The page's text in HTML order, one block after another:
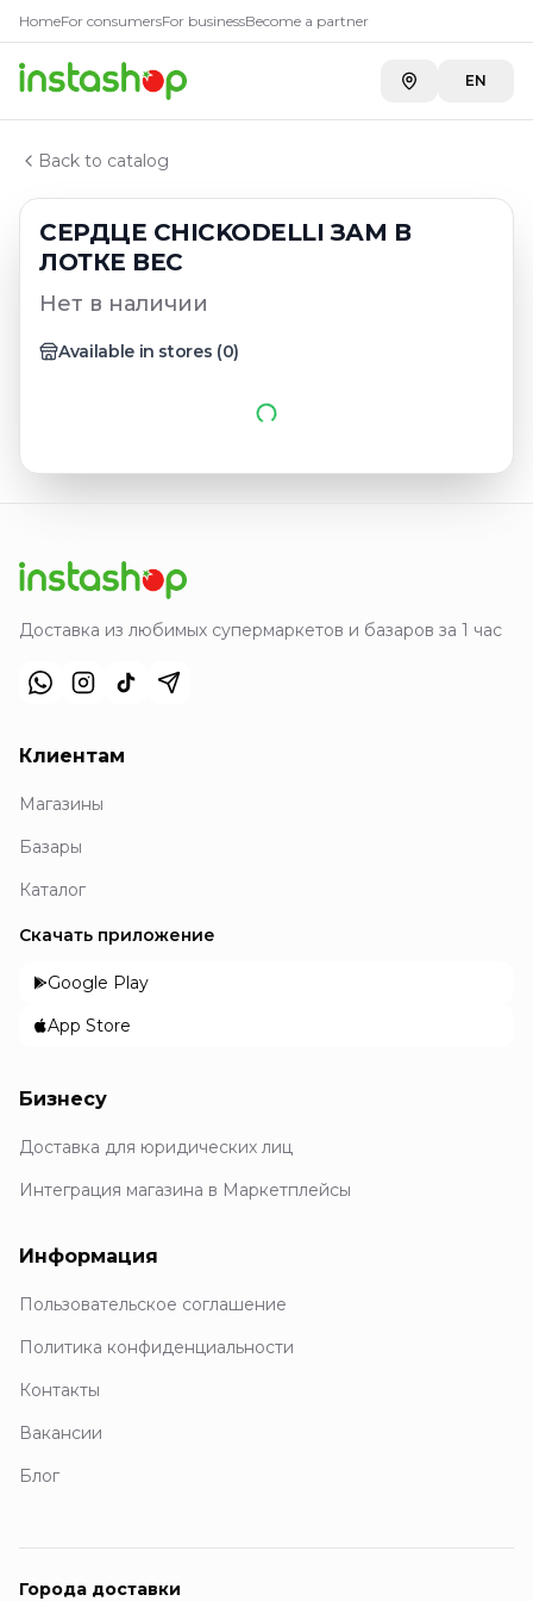
HomeFor consumersFor businessBecome a partner
EN
Back to catalog
СЕРДЦЕ CHIСKODELLI ЗАМ В
ЛОТКЕ ВЕС
Нет в наличии
Available in stores (0)
Главная
Каталог
Субпродукты птицы, суповой набор
СЕРДЦЕ CHIСKODELLI ЗАМ В ЛОТКЕ ВЕС
Доставка из любимых супермаркетов и базаров за 1 час
Клиентам
Магазины
Базары
Каталог
Скачать приложение
Google Play
App Store
Бизнесу
Доставка для юридических лиц
Интеграция магазина в Маркетплейсы
Информация
Пользовательское соглашение
Политика конфиденциальности
Контакты
Вакансии
Блог
Города доставки